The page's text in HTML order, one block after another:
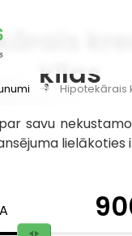
Hipotekārais
ķīlas
savu
lielākoties